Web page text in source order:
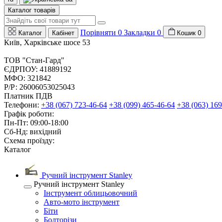
Каталог товарів
Каталог Кабінет Порівняти 0 Закладки 0 Кошик 0
Київ, Харківське шосе 53
ТОВ "Стан-Гард"
ЄДРПОУ: 41889192
МФО: 321842
Р/Р: 26006053025043
Платник ПДВ
Телефони: +38 (067) 723-46-64 +38 (099) 465-46-64 +38 (063)
Графік роботи:
Пн-Пт: 09:00-18:00
Сб-Нд: вихідний
Схема проїзду:
Каталог
Ручний інструмент Stanley
Ручний інструмент Stanley
Інструмент облицьовочний
Авто-мото інструмент
Біти
Болторізи